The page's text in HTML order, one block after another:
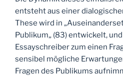
entsteht aus einer
These wird in
Publikum„ (83) entwickelt,
Essayschreiber zum einen
sensibel mögliche
Fragen des Publikums